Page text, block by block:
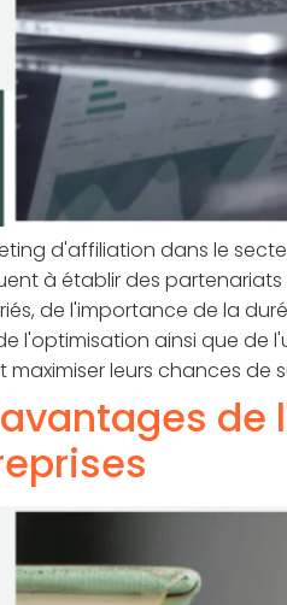
d'affiliation dans le
à établir des
de l'importance de la
l'optimisation ainsi que de
maximiser leurs chances de